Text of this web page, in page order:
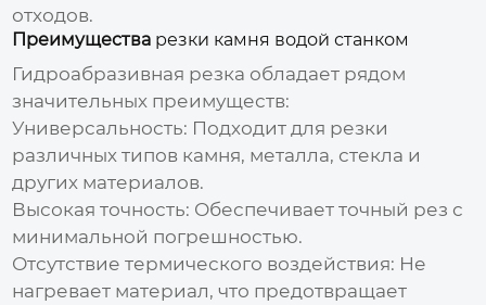
отходов.
Преимущества резки камня водой станком
Гидроабразивная резка обладает рядом
значительных преимуществ:
Универсальность: Подходит для резки
различных типов камня, металла, стекла и
других материалов.
Высокая точность: Обеспечивает точный рез с
минимальной погрешностью.
Отсутствие термического воздействия: Не
нагревает материал, что предотвращает